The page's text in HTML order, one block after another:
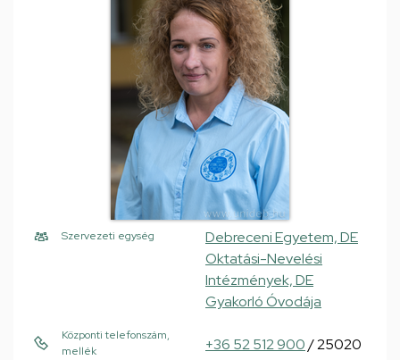
Szervezeti egység
Debreceni Egyetem, DE
Oktatási-Nevelési
Intézmények, DE
Gyakorló Óvodája
Központi telefonszám,
mellék
+36 52 512 900/ 25020